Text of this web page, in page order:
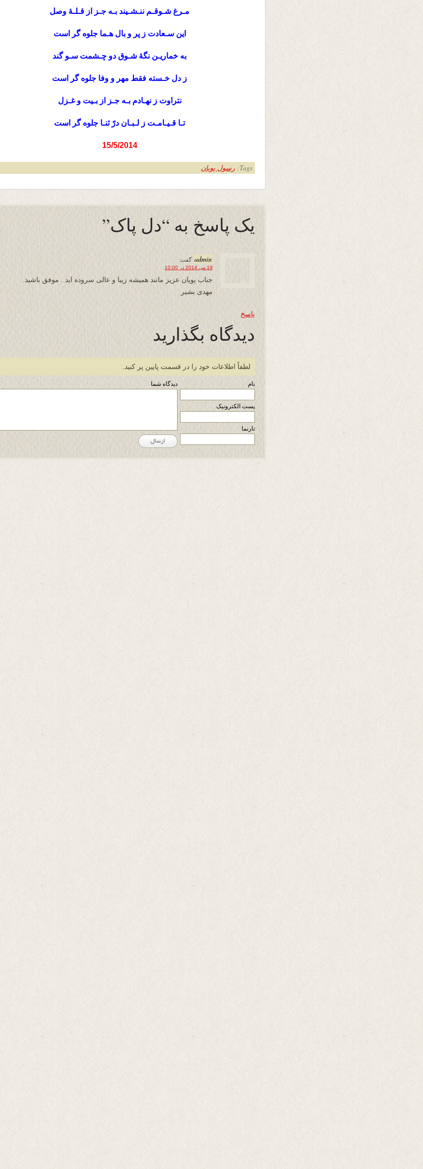
مـرغ شـوقـم ننـشـیند بـه جـز از قـلـۀ وصل
این سـعادت ز پر و بال هـما جلوه گر است
به خماریـن نگۀ شـوق دو چـشمت سـو گند
ز دل خـسته فقط مهر و وفا جلوه گر است
نتراوت ز نهـادم بـه جـز از بـیت و غـزل
تـا قـیـامـت ز لـبـان درّ ثنـا جلوه گر است
15/5/2014
Tags: رسول پویان
یک پاسخ به “دل پاک”
admin گفت:
19 می 2014 در 10:00
جناب پویان عزیز مانند همیشه زیبا و عالی سروده اید . موفق باشید.
مهدی بشیر
پاسخ
دیدگاه بگذارید
لطفاً اطلاعات خود را در قسمت پایین پر کنید.
نام
پست الکترونیک
تارنما
دیدگاه شما